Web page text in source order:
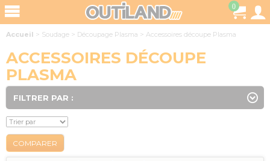
0
Accueil > Soudage > Découpage Plasma > Accessoires découpe Plasma
ACCESSOIRES DÉCOUPE
PLASMA
FILTRER PAR :
COMPARER